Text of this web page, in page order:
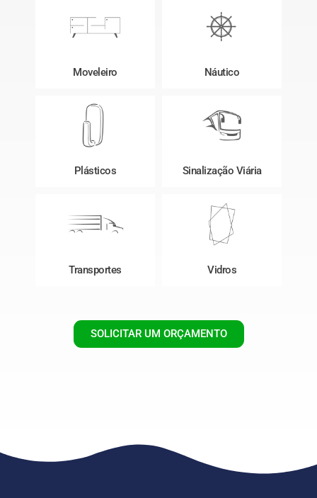
Moveleiro Náutico
Plásticos Sinalização Viária
Transportes Vidros
SOLICITAR UM ORÇAMENTO